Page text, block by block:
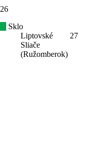
26
Sklo
Liptovské
Sliače
(Ružomberok)
27